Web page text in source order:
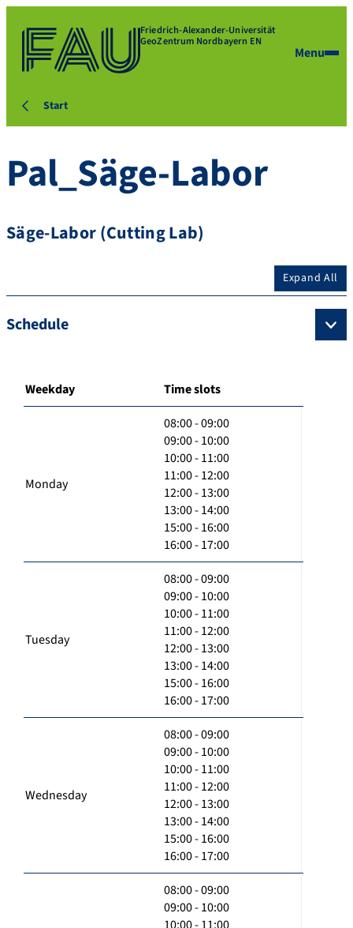
Friedrich-Alexander-Universität
GeoZentrum Nordbayern EN
Menu
Start
Pal_Säge-Labor
Säge-Labor (Cutting Lab)
Expand All
Schedule
Weekday Time slots
Monday
08:00 - 09:00
09:00 - 10:00
10:00 - 11:00
11:00 - 12:00
12:00 - 13:00
13:00 - 14:00
15:00 - 16:00
16:00 - 17:00
Tuesday
08:00 - 09:00
09:00 - 10:00
10:00 - 11:00
11:00 - 12:00
12:00 - 13:00
13:00 - 14:00
15:00 - 16:00
16:00 - 17:00
Wednesday
08:00 - 09:00
09:00 - 10:00
10:00 - 11:00
11:00 - 12:00
12:00 - 13:00
13:00 - 14:00
15:00 - 16:00
16:00 - 17:00
08:00 - 09:00
09:00 - 10:00